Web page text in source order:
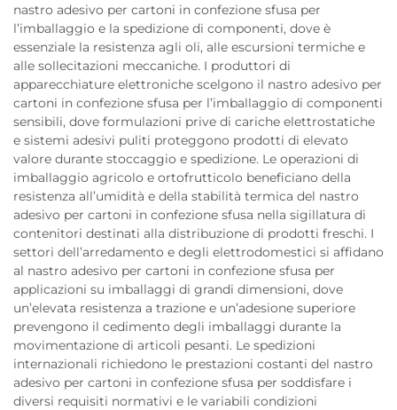
nastro adesivo per cartoni in confezione sfusa per
l’imballaggio e la spedizione di componenti, dove è
essenziale la resistenza agli oli, alle escursioni termiche e
alle sollecitazioni meccaniche. I produttori di
apparecchiature elettroniche scelgono il nastro adesivo per
cartoni in confezione sfusa per l’imballaggio di componenti
sensibili, dove formulazioni prive di cariche elettrostatiche
e sistemi adesivi puliti proteggono prodotti di elevato
valore durante stoccaggio e spedizione. Le operazioni di
imballaggio agricolo e ortofrutticolo beneficiano della
resistenza all’umidità e della stabilità termica del nastro
adesivo per cartoni in confezione sfusa nella sigillatura di
contenitori destinati alla distribuzione di prodotti freschi. I
settori dell’arredamento e degli elettrodomestici si affidano
al nastro adesivo per cartoni in confezione sfusa per
applicazioni su imballaggi di grandi dimensioni, dove
un’elevata resistenza a trazione e un’adesione superiore
prevengono il cedimento degli imballaggi durante la
movimentazione di articoli pesanti. Le spedizioni
internazionali richiedono le prestazioni costanti del nastro
adesivo per cartoni in confezione sfusa per soddisfare i
diversi requisiti normativi e le variabili condizioni